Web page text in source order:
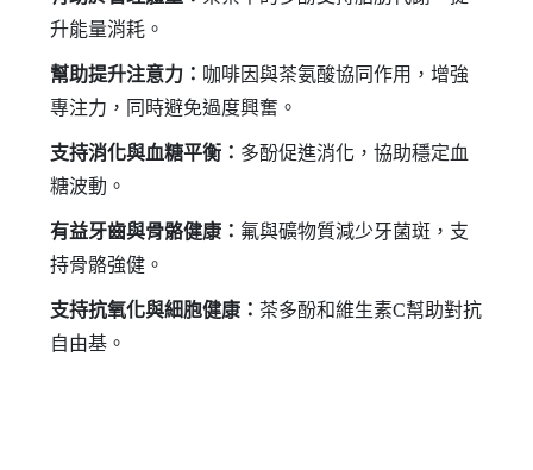
升能量消耗。
幫助提升注意力： 咖啡因與茶氨酸協同作用，增強
專注力，同時避免過度興奮。
支持消化與血糖平衡： 多酚促進消化，協助穩定血
糖波動。
有益牙齒與骨骼健康： 氟與礦物質減少牙菌斑，支
持骨骼強健。
支持抗氧化與細胞健康： 茶多酚和維生素C幫助對抗
自由基。